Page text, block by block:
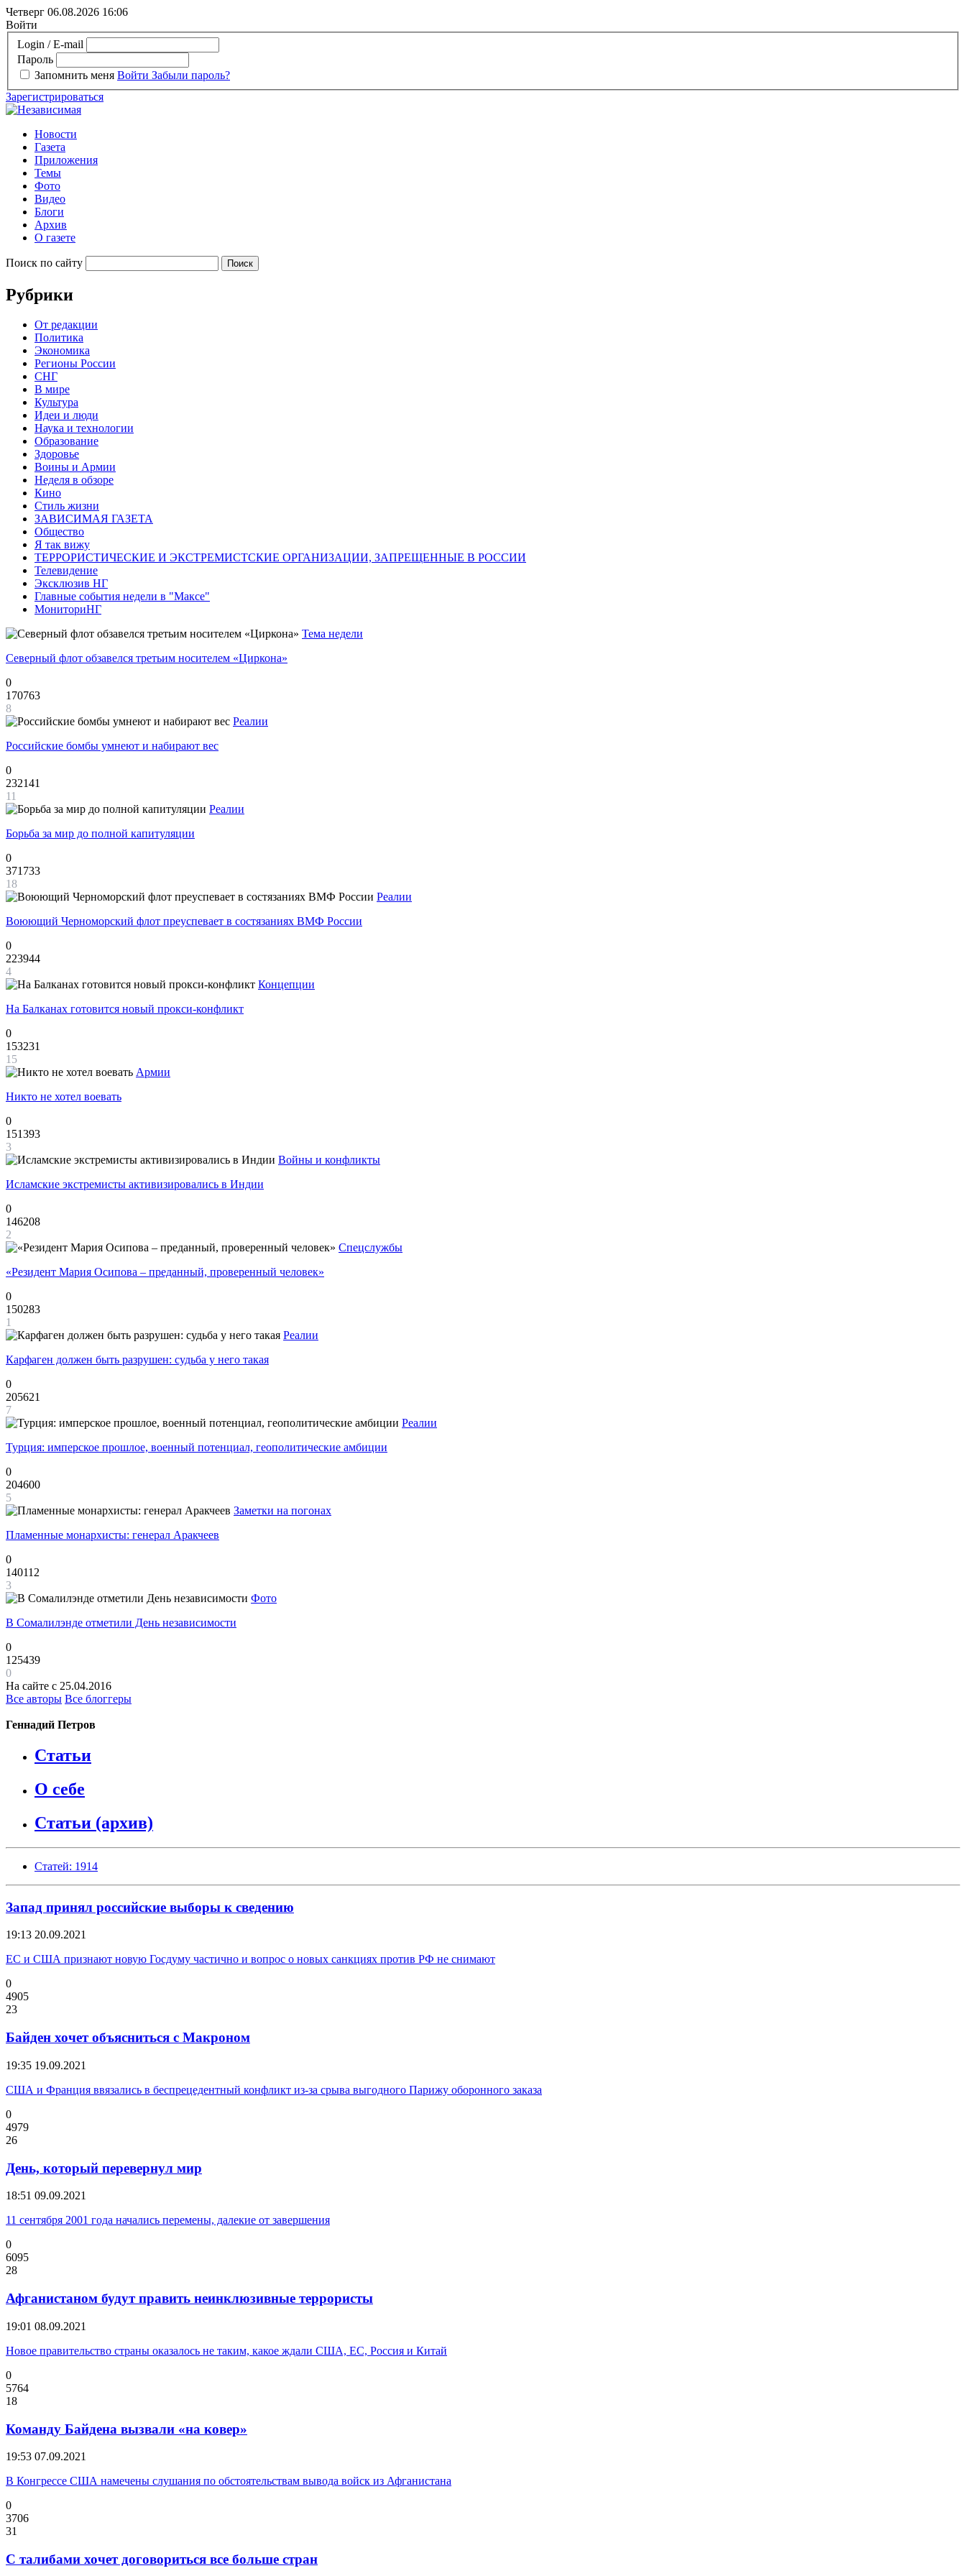
Четверг 06.08.2026 16:06
Войти
Login / E-mail
Пароль
Запомнить меня Войти Забыли пароль?
Зарегистрироваться
Новости
Газета
Приложения
Темы
Фото
Видео
Блоги
Архив
О газете
Поиск по сайту
Рубрики
От редакции
Политика
Экономика
Регионы России
СНГ
В мире
Культура
Идеи и люди
Наука и технологии
Образование
Здоровье
Воины и Армии
Неделя в обзоре
Кино
Стиль жизни
ЗАВИСИМАЯ ГАЗЕТА
Общество
Я так вижу
ТЕРРОРИСТИЧЕСКИЕ И ЭКСТРЕМИСТСКИЕ ОРГАНИЗАЦИИ, ЗАПРЕЩЕННЫЕ В РОССИИ
Телевидение
Эксклюзив НГ
Главные события недели в "Максе"
МониториНГ
Тема недели
Северный флот обзавелся третьим носителем «Циркона»
0
170763
8
Реалии
Российские бомбы умнеют и набирают вес
0
232141
11
Реалии
Борьба за мир до полной капитуляции
0
371733
18
Реалии
Воюющий Черноморский флот преуспевает в состязаниях ВМФ России
0
223944
4
Концепции
На Балканах готовится новый прокси-конфликт
0
153231
15
Армии
Никто не хотел воевать
0
151393
3
Войны и конфликты
Исламские экстремисты активизировались в Индии
0
146208
2
Спецслужбы
«Резидент Мария Осипова – преданный, проверенный человек»
0
150283
1
Реалии
Карфаген должен быть разрушен: судьба у него такая
0
205621
7
Реалии
Турция: имперское прошлое, военный потенциал, геополитические амбиции
0
204600
5
Заметки на погонах
Пламенные монархисты: генерал Аракчеев
0
140112
3
Фото
В Сомалилэнде отметили День независимости
0
125439
0
На сайте с 25.04.2016
Все авторы Все блоггеры
Геннадий Петров
Статьи
О себе
Статьи (архив)
Статей: 1914
Запад принял российские выборы к сведению
19:13 20.09.2021
ЕС и США признают новую Госдуму частично и вопрос о новых санкциях против РФ не снимают
0
4905
23
Байден хочет объясниться с Макроном
19:35 19.09.2021
США и Франция ввязались в беспрецедентный конфликт из-за срыва выгодного Парижу оборонного заказа
0
4979
26
День, который перевернул мир
18:51 09.09.2021
11 сентября 2001 года начались перемены, далекие от завершения
0
6095
28
Афганистаном будут править неинклюзивные террористы
19:01 08.09.2021
Новое правительство страны оказалось не таким, какое ждали США, ЕС, Россия и Китай
0
5764
18
Команду Байдена вызвали «на ковер»
19:53 07.09.2021
В Конгрессе США намечены слушания по обстоятельствам вывода войск из Афганистана
0
3706
31
С талибами хочет договориться все больше стран